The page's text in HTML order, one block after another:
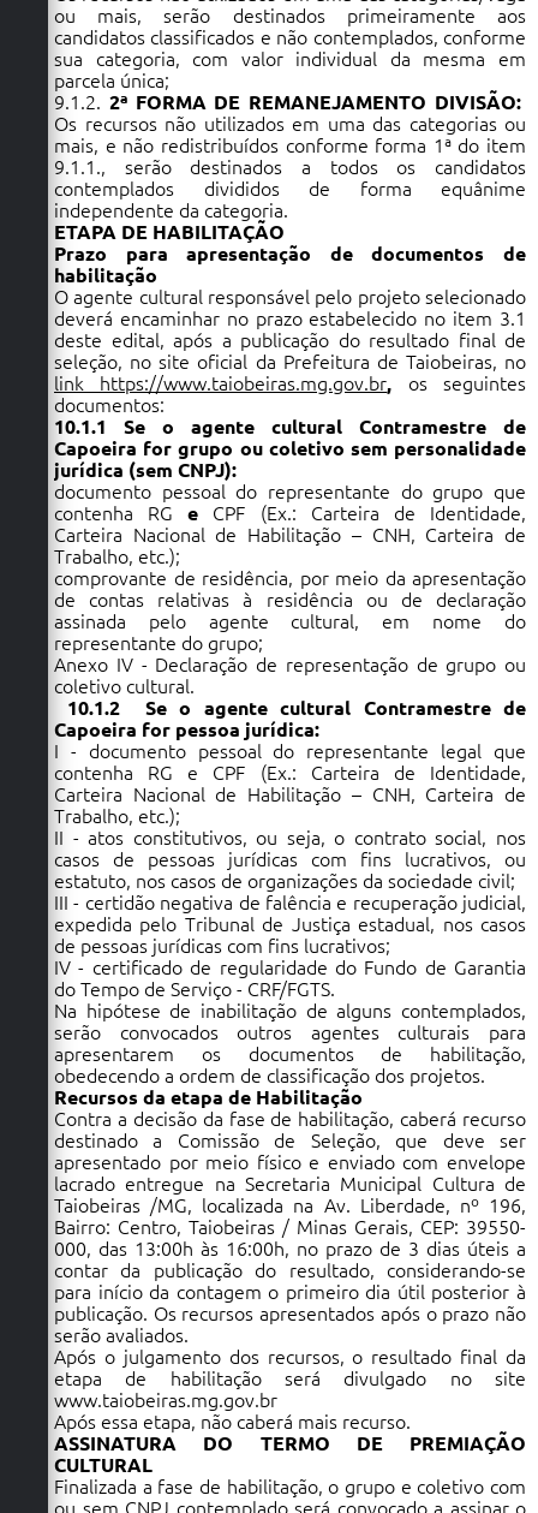
ou mais, serão destinados primeiramente aos
candidatos classificados e não contemplados, conforme
sua categoria, com valor individual da mesma em
parcela única;
9.1.2. 2ª FORMA DE REMANEJAMENTO DIVISÃO:
Os recursos não utilizados em uma das categorias ou
mais, e não redistribuídos conforme forma 1ª do item
9.1.1., serão destinados a todos os candidatos
contemplados divididos de forma equânime
independente da categoria.
ETAPA DE HABILITAÇÃO
Prazo para apresentação de documentos de
habilitação
O agente cultural responsável pelo projeto selecionado
deverá encaminhar no prazo estabelecido no item 3.1
deste edital, após a publicação do resultado final de
seleção, no site oficial da Prefeitura de Taiobeiras, no
link https://www.taiobeiras.mg.gov.br, os seguintes
documentos:
10.1.1 Se o agente cultural Contramestre de
Capoeira for grupo ou coletivo sem personalidade
jurídica (sem CNPJ):
documento pessoal do representante do grupo que
contenha RGe CPF (Ex.: Carteira de Identidade,
Carteira Nacional de Habilitação – CNH, Carteira de
Trabalho, etc.);
comprovante de residência, por meio da apresentação
de contas relativas à residência ou de declaração
assinada pelo agente cultural, em nome do
representante do grupo;
Anexo IV - Declaração de representação de grupo ou
coletivo cultural.
10.1.2 Se o agente cultural Contramestre de
Capoeira for pessoa jurídica:
I - documento pessoal do representante legal que
contenha RG e CPF (Ex.: Carteira de Identidade,
Carteira Nacional de Habilitação – CNH, Carteira de
Trabalho, etc.);
II - atos constitutivos, ou seja, o contrato social, nos
casos de pessoas jurídicas com fins lucrativos, ou
estatuto, nos casos de organizações da sociedade civil;
III - certidão negativa de falência e recuperação judicial,
expedida pelo Tribunal de Justiça estadual, nos casos
de pessoas jurídicas com fins lucrativos;
IV - certificado de regularidade do Fundo de Garantia
do Tempo de Serviço - CRF/FGTS.
Na hipótese de inabilitação de alguns contemplados,
serão convocados outros agentes culturais para
apresentarem os documentos de habilitação,
obedecendo a ordem de classificação dos projetos.
Recursos da etapa de Habilitação
Contra a decisão da fase de habilitação, caberá recurso
destinado a Comissão de Seleção, que deve ser
apresentado por meio físico e enviado com envelope
lacrado entregue na Secretaria Municipal Cultura de
Taiobeiras /MG, localizada na Av. Liberdade, nº 196,
Bairro: Centro, Taiobeiras / Minas Gerais, CEP: 39550-
000, das 13:00h às 16:00h, no prazo de 3 dias úteis a
contar da publicação do resultado, considerando-se
para início da contagem o primeiro dia útil posterior à
publicação. Os recursos apresentados após o prazo não
serão avaliados.
Após o julgamento dos recursos, o resultado final da
etapa de habilitação será divulgado no site
www.taiobeiras.mg.gov.br
Após essa etapa, não caberá mais recurso.
ASSINATURA DO TERMO DE PREMIAÇÃO
CULTURAL
Finalizada a fase de habilitação, o grupo e coletivo com
ou sem CNPJ contemplado será convocado a assinar o